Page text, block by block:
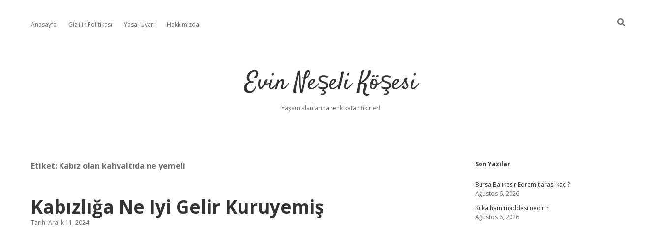
Anasayfa Gizlilik Politikası Yasal Uyarı Hakkımızda
Evin Neşeli Köşesi
Yaşam alanlarına renk katan fikirler!
Etiket: Kabız olan kahvaltıda ne yemeli
Kabızlığa Ne Iyi Gelir Kuruyemiş
Tarih: Aralık 11, 2024
Sidebar
Son Yazılar
Bursa Balıkesir Edremit arası kaç ?
Ağustos 6, 2026
Kuka ham maddesi nedir ?
Ağustos 6, 2026